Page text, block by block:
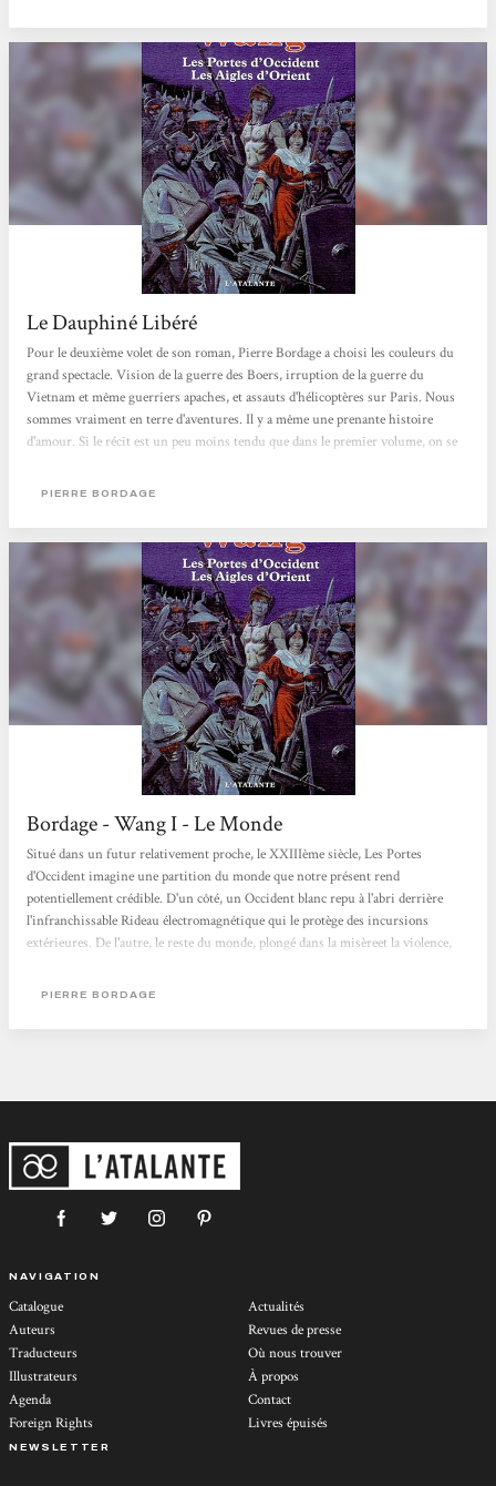
Le Dauphiné Libéré
Pour le deuxième volet de son roman, Pierre Bordage a choisi les couleurs du
grand spectacle. Vision de la guerre des Boers, irruption de la guerre du
Vietnam et même guerriers apaches, et assauts d'hélicoptères sur Paris. Nous
sommes vraiment en terre d'aventures. Il y a même une prenante histoire
d'amour. Si le récit est un peu moins tendu que dans le premier volume, on se
Mais le principal mérite de Pierre Bordage, c'est de dévoiler notrer image
aujourd'hui à...
PIERRE BORDAGE
Bordage - Wang I - Le Monde
Situé dans un futur relativement proche, le XXIIIème siècle, Les Portes
d'Occident imagine une partition du monde que notre présent rend
potentiellement crédible. D'un côté, un Occident blanc repu à l'abri derrière
l'infranchissable Rideau électromagnétique qui le protège des incursions
extérieures. De l'autre, le reste du monde, plongé dans la misèreet la violence,
une grande nation islamique soumise à l'intégrisme coranique et une Asmud
PIERRE BORDAGE
NAVIGATION
Catalogue
Auteurs
Traducteurs
Illustrateurs
Agenda
Foreign Rights
Actualités
Revues de presse
Où nous trouver
À propos
Contact
Livres épuisés
NEWSLETTER